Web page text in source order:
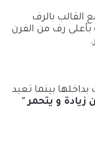
القالب بالرف
رف من الفرن
بينما تعيد
زيادة و يتحمر "